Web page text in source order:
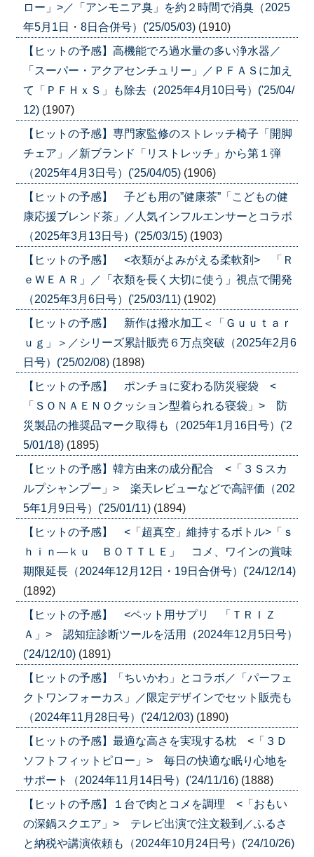
ロー」>／「アンモニア臭」を約２時間で消臭（2025
年5月1日・8日合併号）('25/05/03) (1910)
【ヒットの予感】高機能でろ過水量の多い浄水器／
「スーパー・アクアセンチュリー」／ＰＦＡＳに加え
て「ＰＦＨｘＳ」も除去（2025年4月10日号）('25/04/
12) (1907)
【ヒットの予感】専門家監修のストレッチ椅子「開脚
チェア」／新ブランド「リストレッチ」から第１弾
（2025年4月3日号）('25/04/05) (1906)
【ヒットの予感】 子ども用の”健康茶”「こどもの健
康応援ブレンド茶」／人気インフルエンサーとコラボ
（2025年3月13日号）('25/03/15) (1903)
【ヒットの予感】 <衣類がよみがえる柔軟剤> 「Ｒ
ｅＷＥＡＲ」／「衣類を長く大切に使う」視点で開発
（2025年3月6日号）('25/03/11) (1902)
【ヒットの予感】 新作は撥水加工＜「Ｇｕｕｔａｒ
ｕｇ」＞／シリーズ累計販売６万点突破（2025年2月6
日号）('25/02/08) (1898)
【ヒットの予感】 ポンチョに変わる防災寝袋 <
「ＳＯＮＡＥＮＯクッション型着られる寝袋」> 防
災製品の推奨品マーク取得も（2025年1月16日号）('2
5/01/18) (1895)
【ヒットの予感】韓方由来の成分配合 <「３Ｓスカ
ルプシャンプー」> 楽天レビューなどで高評価（202
5年1月9日号）('25/01/11) (1894)
【ヒットの予感】 <「超真空」維持するボトル>「ｓ
ｈｉｎ―ｋｕ ＢＯＴＴＬＥ」 コメ、ワインの賞味
期限延長（2024年12月12日・19日合併号）('24/12/14)
(1892)
【ヒットの予感】 <ペット用サプリ 「ＴＲＩＺ
Ａ」> 認知症診断ツールを活用（2024年12月5日号）
('24/12/10) (1891)
【ヒットの予感】「ちいかわ」とコラボ／「パーフェ
クトワンフォーカス」／限定デザインでセット販売も
（2024年11月28日号）('24/12/03) (1890)
【ヒットの予感】最適な高さを実現する枕 <「３Ｄ
ソフトフィットピロー」> 毎日の快適な眠り心地を
サポート（2024年11月14日号）('24/11/16) (1888)
【ヒットの予感】１台で肉とコメを調理 <「おもい
の深鍋スクエア」> テレビ出演で注文殺到／ふるさ
と納税や講演依頼も（2024年10月24日号）('24/10/26)